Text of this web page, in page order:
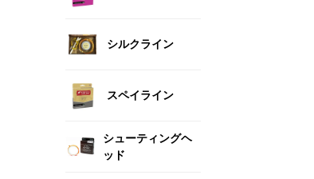
シルクライン
スペイライン
シューティングヘ
ッド